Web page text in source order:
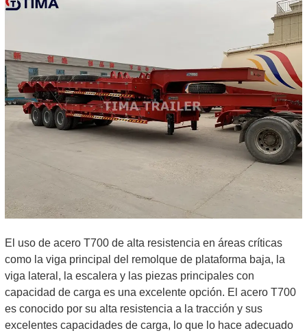
El uso de acero T700 de alta resistencia en áreas críticas
como la viga principal del remolque de plataforma baja, la
viga lateral, la escalera y las piezas principales con
capacidad de carga es una excelente opción. El acero T700
es conocido por su alta resistencia a la tracción y sus
excelentes capacidades de carga, lo que lo hace adecuado